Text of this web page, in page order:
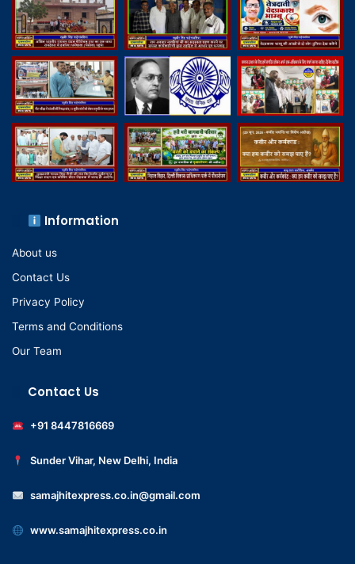
Information
About us
Contact Us
Privacy Policy
Terms and Conditions
Our Team
Contact Us
+91 8447816669
Sunder Vihar, New Delhi, India
samajhitexpress.co.in@gmail.com
www.samajhitexpress.co.in